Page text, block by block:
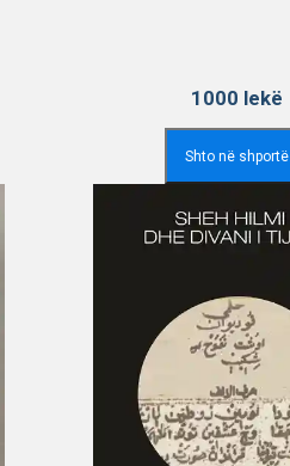
1000 lekë
Shto në shportë